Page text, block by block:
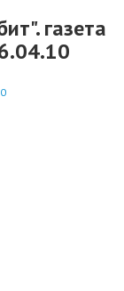
газета